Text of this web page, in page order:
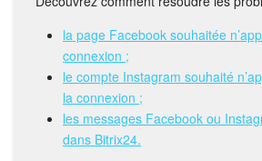
Groupes de travail
Calendriers
Bitrix24 Drive
la page Facebook souhaitée
connexion ;
le compte Instagram souhaité
la connexion ;
les messages Facebook ou
dans Bitrix24.